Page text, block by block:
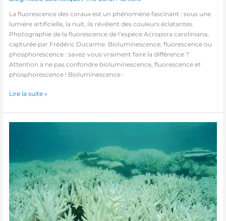
La fluorescence des coraux est un phénomène fascinant : sous une
lumière artificielle, la nuit, ils révèlent des couleurs éclatantes.
Photographie de la fluorescence de l’espèce Acropora caroliniana,
capturée par Frédéric Ducarme. Bioluminescence, fluorescence ou
phosphorescence : savez-vous vraiment faire la différence ?
Attention à ne pas confondre bioluminescence, fluorescence et
phosphorescence ! Bioluminescence :
Lire la suite »
blanchissement
des
coraux
?